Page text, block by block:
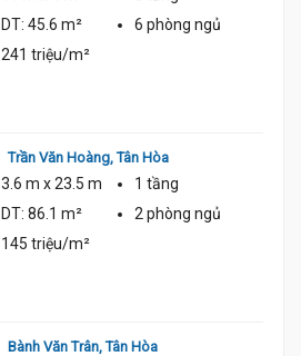
DT: 45.6 m² 6 phòng ngủ
241 triệu/m²
Trần Văn Hoàng,Tân Hòa
3.6 m x 23.5 m
1 tầng
DT: 86.1 m² 2 phòng ngủ
145 triệu/m²
Bành Văn Trân,Tân Hòa